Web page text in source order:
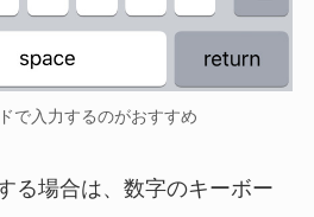
で入力するのがおすすめ
る場合は、数字のキーボー